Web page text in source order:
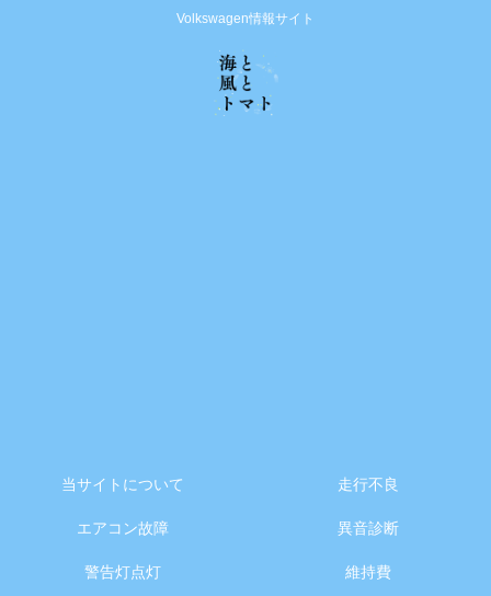
Volkswagen情報サイト
当サイトについて 走行不良
エアコン故障 異音診断
警告灯点灯 維持費